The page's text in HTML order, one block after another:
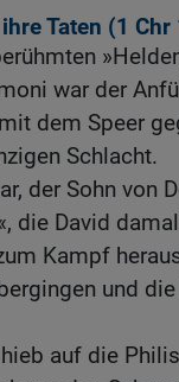
Taten (1 Chr
war der
dem Speer
Schlacht.
der Sohn von
die David
Kampf
und die
auf die